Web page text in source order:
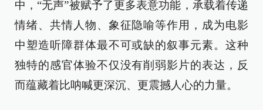
中，“无声”被赋予了更多表意功能，承载着传递
情绪、共情人物、象征隐喻等作用，成为电影
中塑造听障群体最不可或缺的叙事元素。这种
独特的感官体验不仅没有削弱影片的表达，反
而蕴藏着比呐喊更深沉、更震撼人心的力量。